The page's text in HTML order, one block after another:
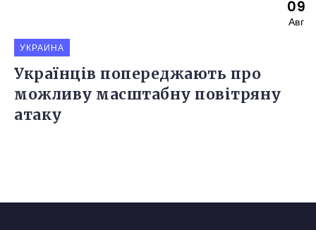
09
Авг
УКРАИНА
Українців попереджають про
можливу масштабну повітряну
атаку